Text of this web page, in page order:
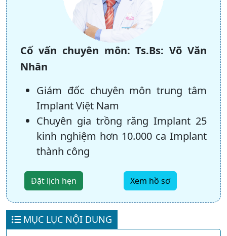
Cố vấn chuyên môn:Ts.Bs: Võ Văn
Nhân
Giám đốc chuyên môn trung tâm
Implant Việt Nam
Chuyên gia trồng răng Implant 25
kinh nghiệm hơn 10.000 ca Implant
thành công
Đặt lịch hẹn Xem hồ sơ
MỤC LỤC NỘI DUNG